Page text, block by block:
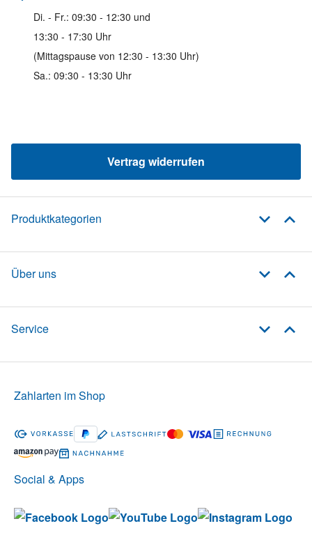
Di. - Fr.: 09:30 - 12:30 und
13:30 - 17:30 Uhr
(Mittagspause von 12:30 - 13:30 Uhr)
Sa.: 09:30 - 13:30 Uhr
Vertrag widerrufen
Produktkategorien
Über uns
Service
Social & Apps
Zahlarten im Shop